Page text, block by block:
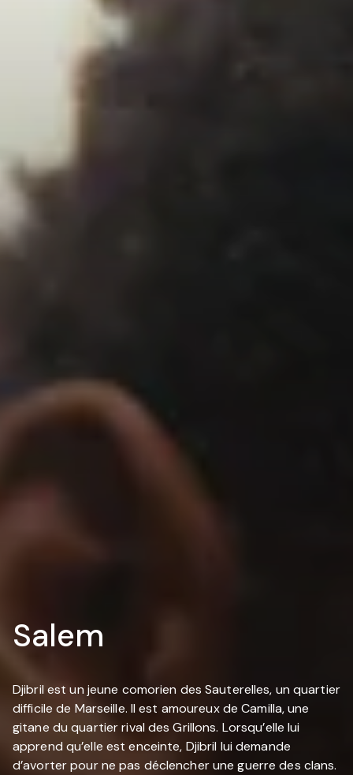
Salem
Djibril est un jeune comorien des Sauterelles, un quartier
difficile de Marseille. Il est amoureux de Camilla, une
gitane du quartier rival des Grillons. Lorsqu’elle lui
apprend qu’elle est enceinte, Djibril lui demande
d’avorter pour ne pas déclencher une guerre des clans.